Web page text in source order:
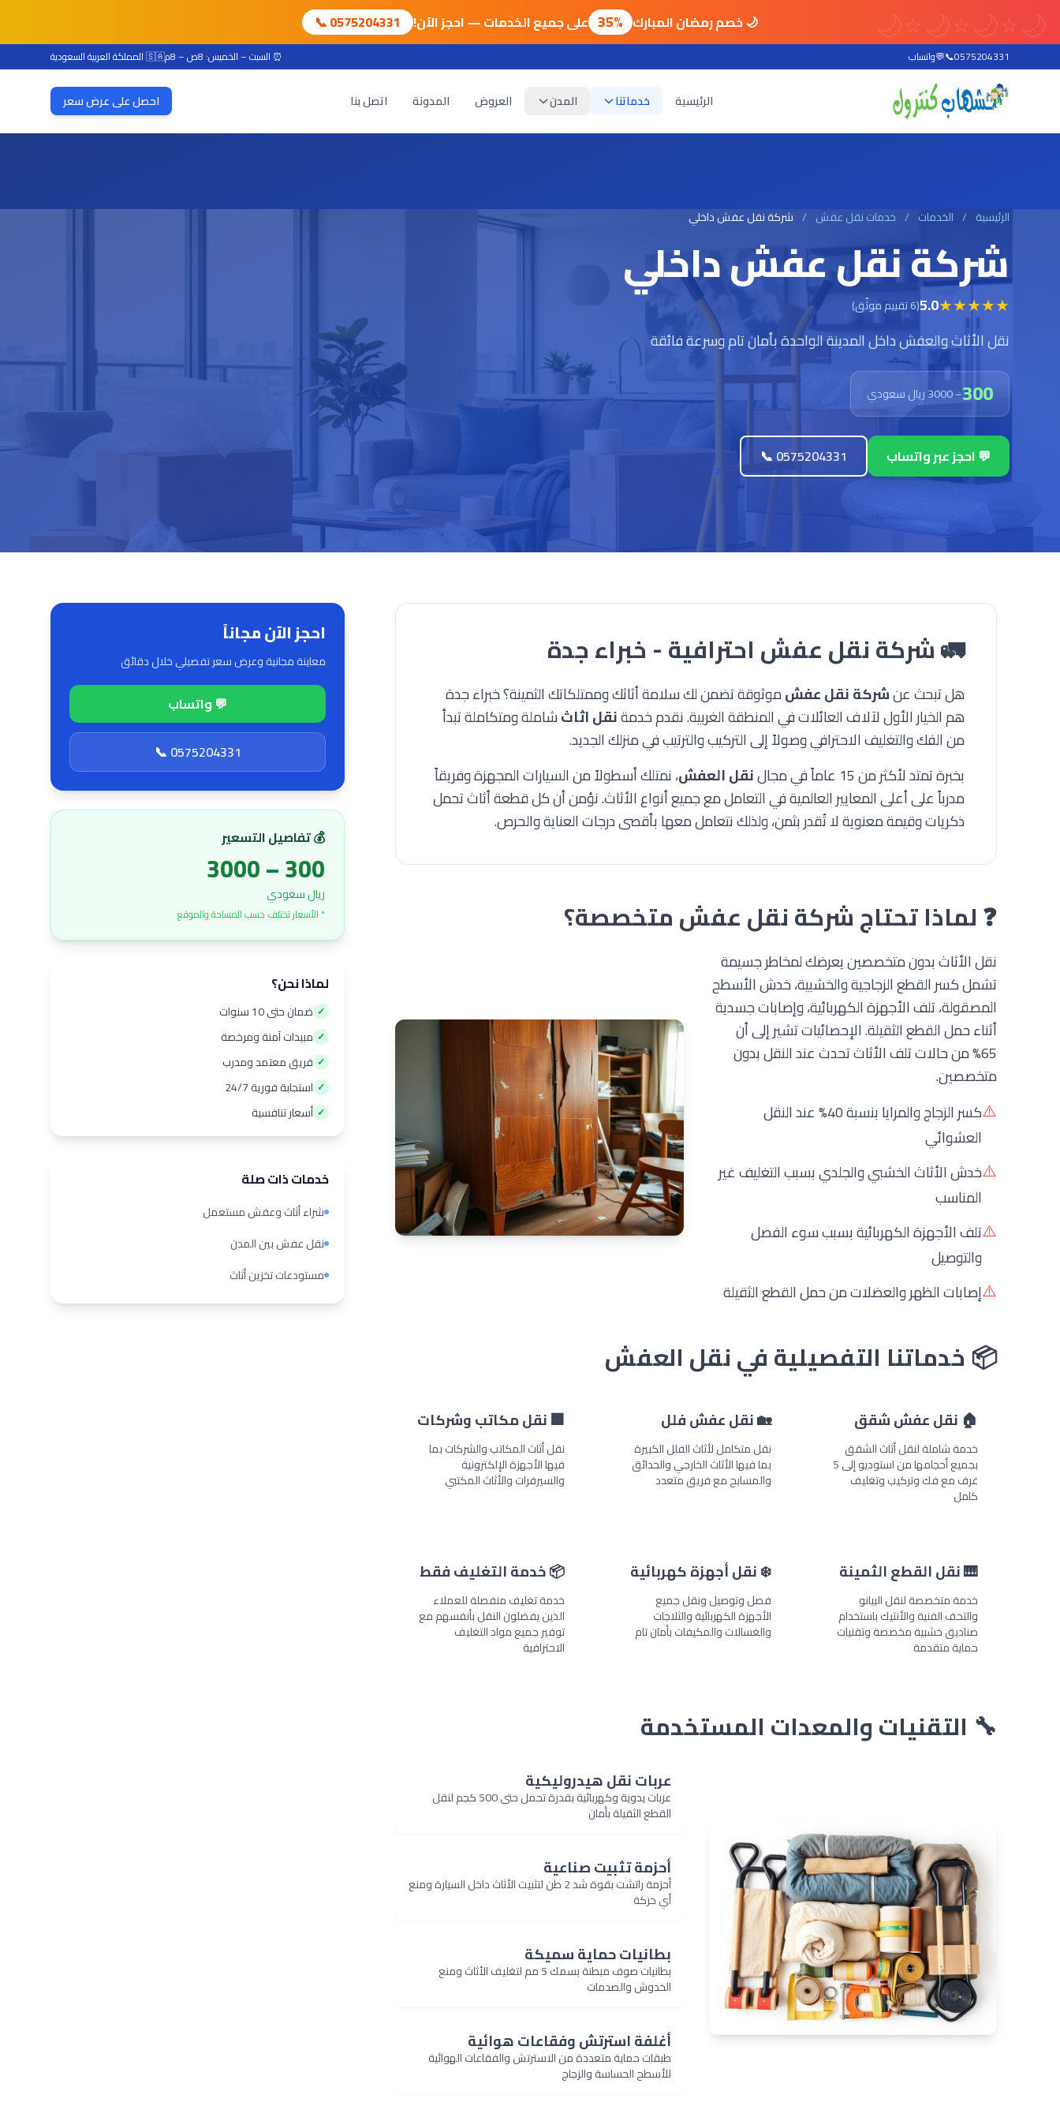
🌙 خصم رمضان المبارك 35% على جميع الخدمات — احجز الآن! 📞 0575204331
📞0575204331
💬واتساب ⏰ السبت – الخميس: 8ص – 8م 🇸🇦 المملكة العربية السعودية
الرئيسية خدماتنا المدن العروض المدونة اتصل بنا احصل على عرض سعر
الرئيسية / الخدمات / خدمات نقل عفش / شركة نقل عفش داخلي
شركة نقل عفش داخلي
★
★
★
★
★
5.0(6 تقييم موثّق)
نقل الأثاث والعفش داخل المدينة الواحدة بأمان تام وسرعة فائقة
300– 3000 ريال سعودي
💬 احجز عبر واتساب 📞 0575204331
🚛 شركة نقل عفش احترافية - خبراء جدة
هل تبحث عنشركة نقل عفشموثوقة تضمن لك سلامة أثاثك وممتلكاتك الثمينة؟ خبراء جدة
هم الخيار الأول لآلاف العائلات في المنطقة الغربية. نقدم خدمةنقل اثاثشاملة ومتكاملة تبدأ
من الفك والتغليف الاحترافي وصولاً إلى التركيب والترتيب في منزلك الجديد.
بخبرة تمتد لأكثر من 15 عاماً في مجال
نقل العفش، نمتلك أسطولاً من السيارات المجهزة وفريقاً
مدرباً على أعلى المعايير العالمية في التعامل مع جميع أنواع الأثاث. نؤمن أن كل قطعة أثاث تحمل
ذكريات وقيمة معنوية لا تُقدر بثمن، ولذلك نتعامل معها بأقصى درجات العناية والحرص.
❓ لماذا تحتاج شركة نقل عفش متخصصة؟
نقل الأثاث بدون متخصصين يعرضك لمخاطر جسيمة
تشمل كسر القطع الزجاجية والخشبية، خدش الأسطح
المصقولة، تلف الأجهزة الكهربائية، وإصابات جسدية
أثناء حمل القطع الثقيلة. الإحصائيات تشير إلى أن
65% من حالات تلف الأثاث تحدث عند النقل بدون
متخصصين.
⚠️
كسر الزجاج والمرايا بنسبة 40% عند النقل
العشوائي
⚠️خدش الأثاث الخشبي والجلدي بسبب التغليف غير
المناسب
⚠️تلف الأجهزة الكهربائية بسبب سوء الفصل
والتوصيل
⚠️إصابات الظهر والعضلات من حمل القطع الثقيلة
📦 خدماتنا التفصيلية في نقل العفش
🏠 نقل عفش شقق
خدمة شاملة لنقل أثاث الشقق
بجميع أحجامها من استوديو إلى 5
غرف مع فك وتركيب وتغليف
كامل
🏡 نقل عفش فلل
نقل متكامل لأثاث الفلل الكبيرة
بما فيها الأثاث الخارجي والحدائق
والمسابح مع فريق متعدد
🏢 نقل مكاتب وشركات
نقل أثاث المكاتب والشركات بما
فيها الأجهزة الإلكترونية
والسيرفرات والأثاث المكتبي
🎹 نقل القطع الثمينة
خدمة متخصصة لنقل البيانو
والتحف الفنية والأنتيك باستخدام
صناديق خشبية مخصصة وتقنيات
حماية متقدمة
❄️ نقل أجهزة كهربائية
فصل وتوصيل ونقل جميع
الأجهزة الكهربائية والثلاجات
والغسالات والمكيفات بأمان تام
📦 خدمة التغليف فقط
خدمة تغليف منفصلة للعملاء
الذين يفضلون النقل بأنفسهم مع
توفير جميع مواد التغليف
الاحترافية
🔧 التقنيات والمعدات المستخدمة
عربات نقل هيدروليكية
عربات يدوية وكهربائية بقدرة تحمل حتى 500 كجم لنقل
القطع الثقيلة بأمان
أحزمة تثبيت صناعية
أحزمة راتشت بقوة شد 2 طن لتثبيت الأثاث داخل السيارة ومنع
أي حركة
بطانيات حماية سميكة
بطانيات صوف مبطنة بسمك 5 مم لتغليف الأثاث ومنع
الخدوش والصدمات
أغلفة استرتش وفقاعات هوائية
طبقات حماية متعددة من الاسترتش والفقاعات الهوائية
للأسطح الحساسة والزجاج
احجز الآن مجاناً
معاينة مجانية وعرض سعر تفصيلي خلال دقائق
💬 واتساب
📞 0575204331
💰 تفاصيل التسعير
300 – 3000
ريال سعودي
* الأسعار تختلف حسب المساحة والموقع
لماذا نحن؟
✓ ضمان حتى 10 سنوات
✓ مبيدات آمنة ومرخصة
✓ فريق معتمد ومدرب
✓ استجابة فورية 24/7
✓ أسعار تنافسية
خدمات ذات صلة
شراء أثاث وعفش مستعمل
نقل عفش بين المدن
مستودعات تخزين أثاث